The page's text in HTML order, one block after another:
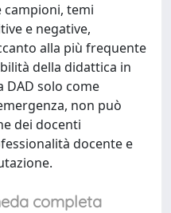
campioni, temi
e negative,
alla più frequente
della didattica in
DAD solo come
non può
dei docenti
docente e
completa